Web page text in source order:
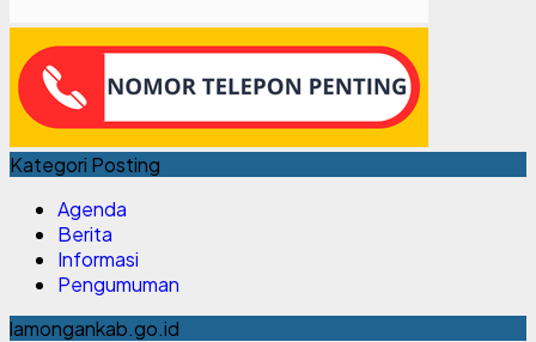
Kategori Posting
Agenda
Berita
Informasi
Pengumuman
lamongankab.go.id